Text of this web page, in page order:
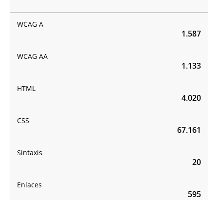
1.587
1.133
4.020
67.161
20
595